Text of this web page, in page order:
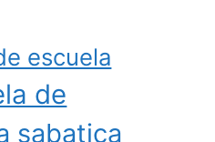
escuela
de
sabatica